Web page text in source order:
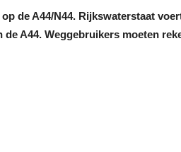
de A44/N44. Rijkswaterstaat
A44. Weggebruikers moeten